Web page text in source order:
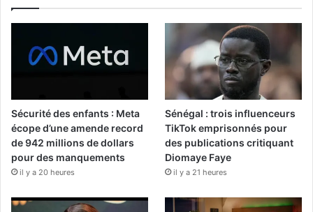
Sécurité des enfants : Meta
écope d’une amende record
de 942 millions de dollars
pour des manquements
il y a 20 heures
Sénégal : trois influenceurs
TikTok emprisonnés pour
des publications critiquant
Diomaye Faye
il y a 21 heures